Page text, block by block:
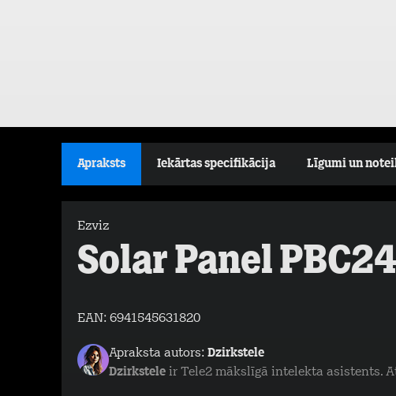
Apraksts Iekārtas specifikācija Līgumi un
Ezviz
Solar Panel
EAN: 6941545631820
Apraksta autors: Dzirkstele
Dzirkstele ir Tele2 mākslīgā intelekta asistents.